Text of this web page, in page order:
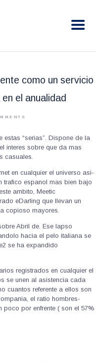
JUDGE
como un servicio
el anualidad
estas “serias”. Dispone de la
interes sobre que da mas
casuales.
en cualquier el universo asi­
trafico espanol mas bien bajo
ambito, Meetic
eDarling que llevan un
copioso mayores.
Abril de. Ese lapso
hacia el pelo italiana se
se ha expandido
registrados en cualquier el
se unen al asistencia cada
cuantos referente a ellos son
el ratio hombres-
por enfrente ( son el 57%